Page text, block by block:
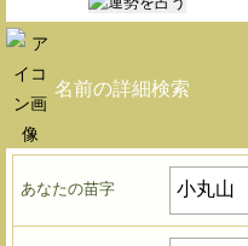
名前の詳細検索
あなたの苗字